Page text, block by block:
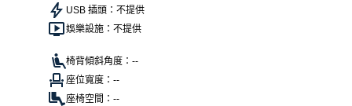
USB 插頭：不提供
娛樂設施：不提供
椅背傾斜角度：--
座位寬度：--
座椅空間：--